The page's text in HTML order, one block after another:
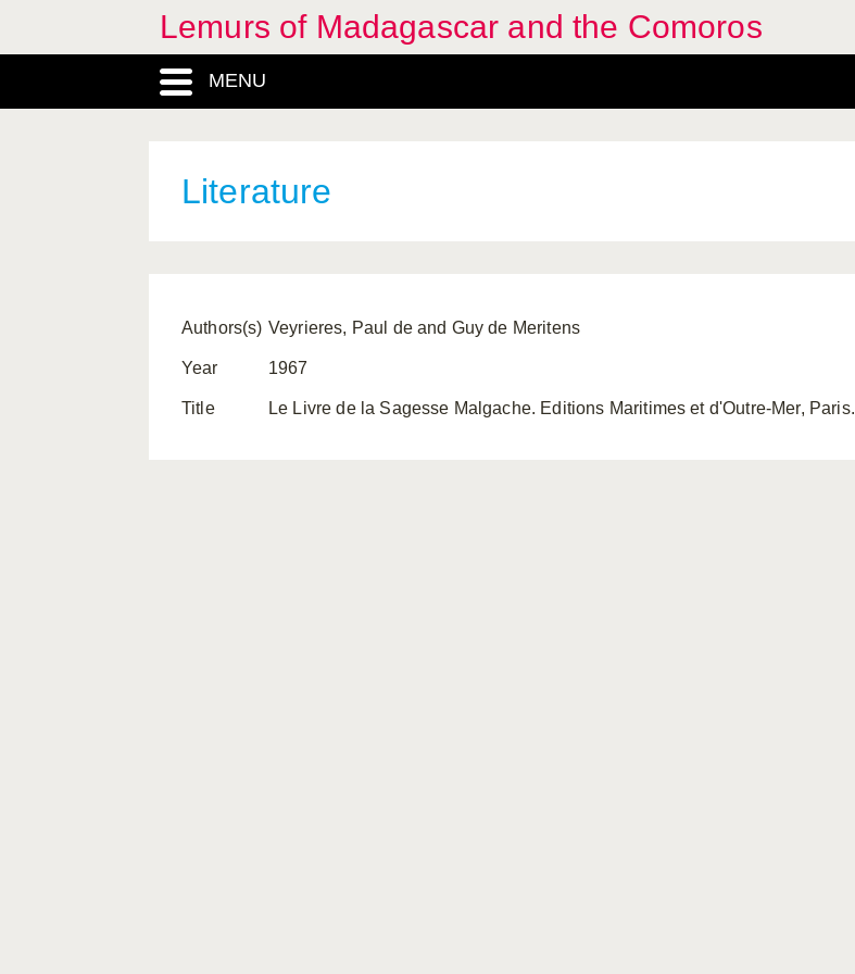
Lemurs of Madagascar and the Comoros
MENU
Literature
Authors(s) Veyrieres, Paul de and Guy de Meritens
Year 1967
Title Le Livre de la Sagesse Malgache. Editions Maritimes et d'Outre-Mer, Paris.